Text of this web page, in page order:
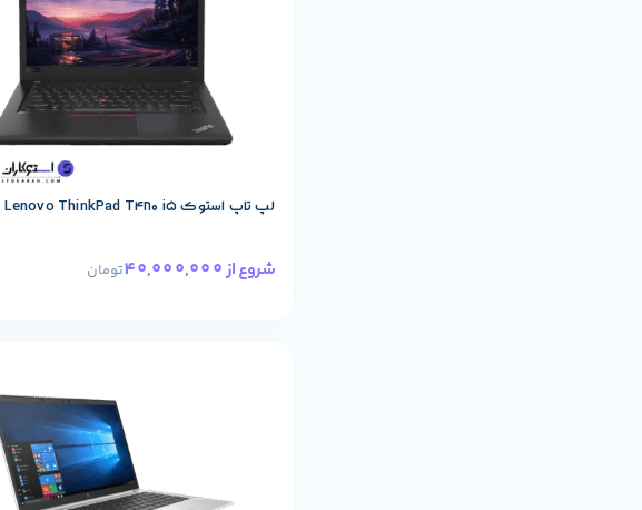
لپ تاپ استوک Lenovo ThinkPad T480 i5
شروع از40,000,000 تومان